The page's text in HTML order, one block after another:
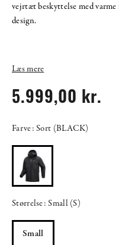
vejrtæt beskyttelse med
design.
Læs mere
5.999,00 kr.
Farve: Sort (BLACK)
Størrelse: Small (S)
Small